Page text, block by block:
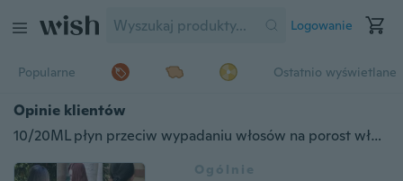
Logowanie
Popularne Ostatnio wyświetlane
Opinie klientów
10/20ML płyn przeciw wypadaniu włosów na porost włosów promuj gęstą szybką kurację na porost włosów olejek eteryczny pielęgnacja zdrowia esencja piękna
Ogólnie